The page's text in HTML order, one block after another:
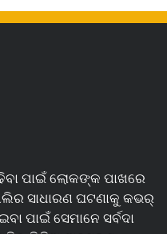
ପାଇଁ ଲୋକଙ୍କ ପାଖରେ
ସାଧାରଣ ଘଟଣାକୁ କଭର୍
ପାଇଁ ସେମାନେ ସର୍ବଦା